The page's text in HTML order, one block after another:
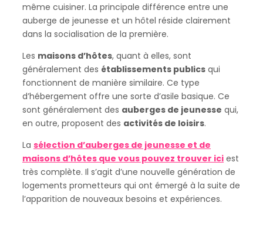
même cuisiner. La principale différence entre une
auberge de jeunesse et un hôtel réside clairement
dans la socialisation de la première.
Les maisons d’hôtes, quant à elles, sont
généralement des établissements publics qui
fonctionnent de manière similaire. Ce type
d’hébergement offre une sorte d’asile basique. Ce
sont généralement des auberges de jeunesse qui,
en outre, proposent des activités de loisirs.
La sélection d’auberges de jeunesse et de
maisons d’hôtes que vous pouvez trouver ici est
très complète. Il s’agit d’une nouvelle génération de
logements prometteurs qui ont émergé à la suite de
l’apparition de nouveaux besoins et expériences.